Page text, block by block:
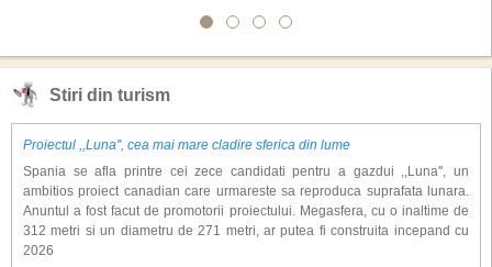
Stiri din turism
Proiectul ,,Luna'', cea mai mare cladire sferica din lume
Spania se afla printre cei zece candidati pentru a gazdui ,,Luna'', un
ambitios proiect canadian care urmareste sa reproduca suprafata lunara.
Anuntul a fost facut de promotorii proiectului. Megasfera, cu o inaltime de
312 metri si un diametru de 271 metri, ar putea fi construita incepand cu
2026